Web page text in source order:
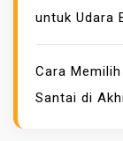
untuk Udara
Cara
Santai di